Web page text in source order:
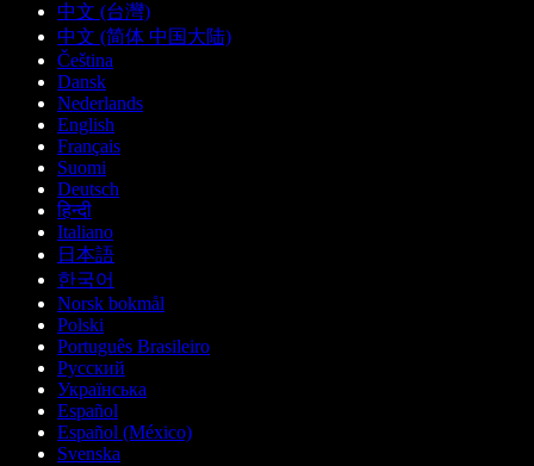
中文 (台灣)
中文 (简体 中国大陆)
Čeština
Dansk
Nederlands
English
Français
Suomi
Deutsch
हिन्दी
Italiano
日本語
한국어
Norsk bokmål
Polski
Português Brasileiro
Русский
Українська
Español
Español (México)
Svenska